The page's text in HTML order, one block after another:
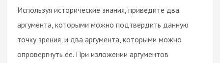
Используя исторические знания, приведите два
аргумента, которыми можно подтвердить данную
точку зрения, и два аргумента, которыми можно
опровергнуть её. При изложении аргументов